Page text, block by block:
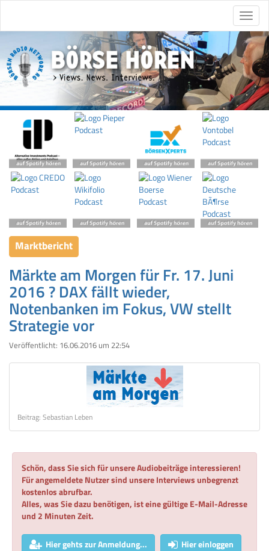
Marktbericht
Märkte am Morgen für Fr. 17. Juni
2016 ? DAX fällt wieder,
Notenbanken im Fokus, VW stellt
Strategie vor
Veröffentlicht: 16.06.2016 um 22:54
Beitrag: Sebastian Leben
Schön, dass Sie sich für unsere Audiobeiträge interessieren!
Für angemeldete Nutzer sind unsere Interviews unbegrenzt
kostenlos abrufbar.
Alles, was Sie dazu benötigen, ist eine gültige E-Mail-Adresse
und 2 Minuten Zeit.
Hier gehts zur Anmeldung... Hier einloggen